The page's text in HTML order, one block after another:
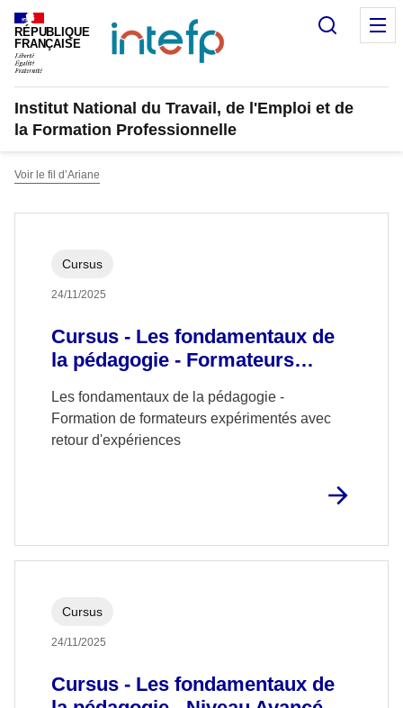
Panneau de gestion des cookies
RÉPUBLIQUE
FRANÇAISE
Institut National du Travail, de l'Emploi et de
la Formation Professionnelle
Voir le fil d’Ariane
Cursus
Cursus - Les fondamentaux de
la pédagogie - Formateurs
retour d'expérience
Les fondamentaux de la pédagogie -
Formation de formateurs expérimentés avec
retour d'expériences
24/11/2025
Cursus
Cursus - Les fondamentaux de
24/11/2025